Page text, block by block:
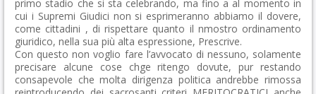
primo stadio che si sta celebrando, ma fino a al momento in
cui i Supremi Giudici non si esprimeranno abbiamo il dovere,
come cittadini , di rispettare quanto il nmostro ordinamento
giuridico, nella sua più alta espressione, Prescrive.
Con questo non voglio fare l’avvocato di nessuno, solamente
precisare alcune cose chge ritengo dovute, pur restando
consapevole che molta dirigenza politica andrebbe rimossa